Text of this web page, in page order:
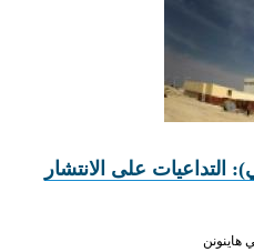
التداعيات على الانتشار
هاينونن